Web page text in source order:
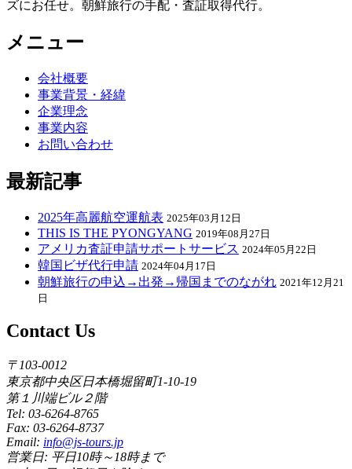
ズにお任せ。朝鮮旅行の手配・査証取得代行。
メニュー
会社概要
事業背景・経緯
企業理念
事業内容
お問い合わせ
最新記事
2025年高麗航空運航表 2025年03月12日
THIS IS THE PYONGYANG 2019年08月27日
アメリカ査証申請サポートサービス 2024年05月22日
韓国ビザ代行申請 2024年04月17日
朝鮮旅行の申込→出発→帰国までのながれ 2021年12月21
日
Contact Us
〒103-0012
東京都中央区日本橋堀留町1-10-19
第１川端ビル２階
Tel: 03-6264-8765
Fax: 03-6264-8737
Email: info@js-tours.jp
営業日: 平日10時～18時まで